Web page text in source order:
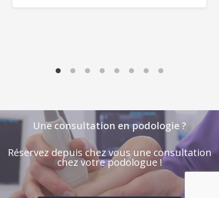
Une consultation en podologie ?
Réservez depuis chez vous une consultation
chez votre podologue !